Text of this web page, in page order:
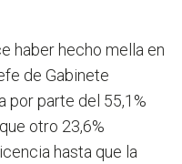
haber hecho mella en
de Gabinete
por parte del 55,1%
otro 23,6%
hasta que la